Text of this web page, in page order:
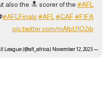
also the 🔝 scorer of the #AFL
#AFLFinals #AFL#CAF#FIFA
pic.twitter.com/mAfpU1O2ib
— African Football League (@afl_africa)
November 12, 2023